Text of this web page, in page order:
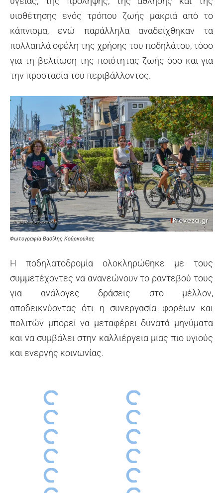
υιοθέτησης ενός τρόπου ζωής μακριά από το
κάπνισμα, ενώ παράλληλα αναδείχθηκαν τα
πολλαπλά οφέλη της χρήσης του ποδηλάτου, τόσο
για τη βελτίωση της ποιότητας ζωής όσο και για
την προστασία του περιβάλλοντος.
Φωτογραφία Βασίλης Κούρκουλας
Η ποδηλατοδρομία ολοκληρώθηκε με τους
συμμετέχοντες να ανανεώνουν το ραντεβού τους
για ανάλογες δράσεις στο μέλλον,
αποδεικνύοντας ότι η συνεργασία φορέων και
πολιτών μπορεί να μεταφέρει δυνατά μηνύματα
και να συμβάλει στην καλλιέργεια μιας πιο υγιούς
και ενεργής κοινωνίας.